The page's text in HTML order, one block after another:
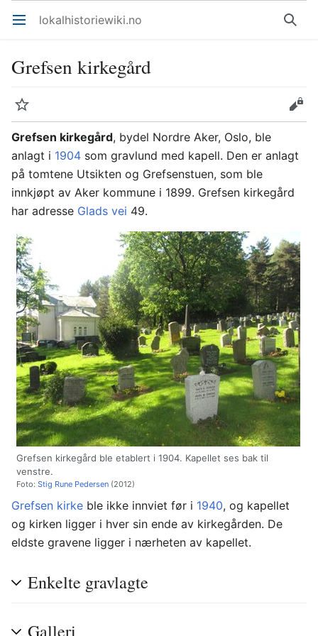
Åpne hovedmenyen lokalhistoriewiki.no Søk
Grefsen kirkegård
Overvåk
Rediger
Grefsen kirkegård, bydel Nordre Aker, Oslo, ble
anlagt i 1904 som gravlund med kapell. Den er anlagt
på tomtene Utsikten og Grefsenstuen, som ble
innkjøpt av Aker kommune i 1899. Grefsen kirkegård
har adresse Glads vei 49.
Grefsen kirkegård ble etablert i 1904. Kapellet ses bak til
venstre.
Foto: Stig Rune Pedersen (2012)
Grefsen kirke ble ikke innviet før i 1940, og kapellet
og kirken ligger i hver sin ende av kirkegården. De
eldste gravene ligger i nærheten av kapellet.
Enkelte gravlagte
Galleri